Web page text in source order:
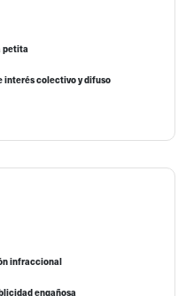
petita
interés colectivo y difuso
infraccional
engañosa